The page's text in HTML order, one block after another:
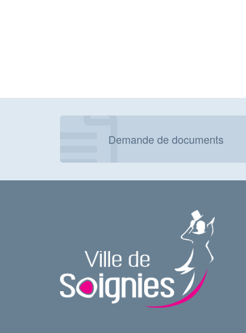
Demande de documents